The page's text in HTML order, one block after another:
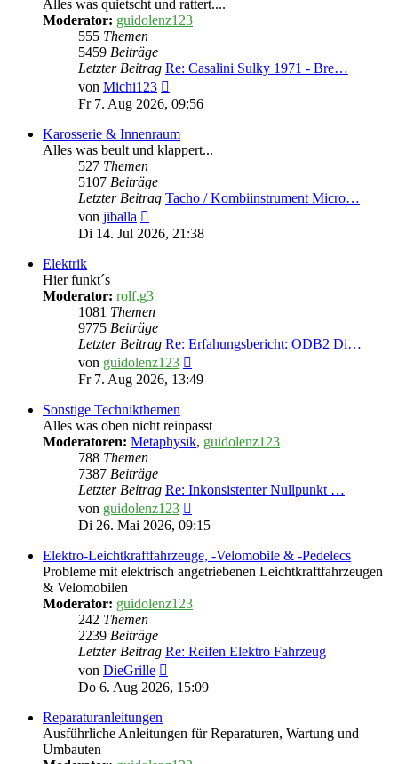
Alles was quietscht und rattert....
Moderator: guidolenz123
555 Themen
5459 Beiträge
Letzter Beitrag Re: Casalini Sulky 1971 - Bre…
von Michi123
Beitrag
Fr 7. Aug 2026, 09:56
Karosserie & Innenraum
Alles was beult und klappert...
527 Themen
5107 Beiträge
Letzter Beitrag Tacho / Kombiinstrument Micro…
von jiballa
Beitrag
Di 14. Jul 2026, 21:38
Elektrik
Hier funkt´s
Moderator: rolf.g3
1081 Themen
9775 Beiträge
Letzter Beitrag Re: Erfahungsbericht: ODB2 Di…
von guidolenz123
Beitrag
Fr 7. Aug 2026, 13:49
Sonstige Technikthemen
Alles was oben nicht reinpasst
Moderatoren: Metaphysik, guidolenz123
788 Themen
7387 Beiträge
Letzter Beitrag Re: Inkonsistenter Nullpunkt …
von guidolenz123
Beitrag
Di 26. Mai 2026, 09:15
Elektro-Leichtkraftfahrzeuge, -Velomobile & -Pedelecs
Probleme mit elektrisch angetriebenen Leichtkraftfahrzeugen
& Velomobilen
Moderator: guidolenz123
242 Themen
2239 Beiträge
Letzter Beitrag Re: Reifen Elektro Fahrzeug
von DieGrille
Beitrag
Do 6. Aug 2026, 15:09
Reparaturanleitungen
Ausführliche Anleitungen für Reparaturen, Wartung und
Umbauten